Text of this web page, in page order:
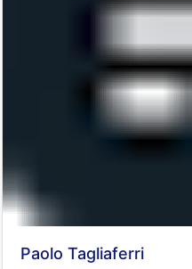
Paolo Tagliaferri